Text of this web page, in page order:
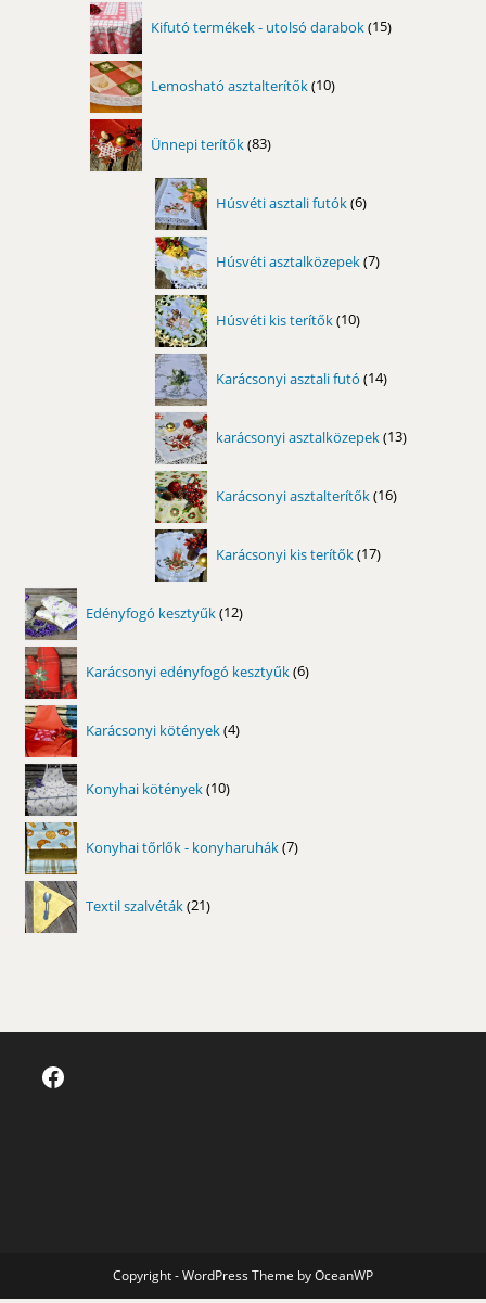
Kifutó termékek - utolsó darabok 15
termék
Lemosható asztalterítők 10
termék
Ünnepi terítők 83
termék
Húsvéti asztali futók 6
termék
Húsvéti asztalközepek 7
termék
Húsvéti kis terítők 10
termék
Karácsonyi asztali futó 14
termék
karácsonyi asztalközepek 13
termék
Karácsonyi asztalterítők 16
termék
Karácsonyi kis terítők 17
termék
Edényfogó kesztyűk 12
termék
Karácsonyi edényfogó kesztyűk 6
termék
Karácsonyi kötények 4
termék
Konyhai kötények 10
termék
Konyhai tőrlők - konyharuhák 7
termék
Textil szalvéták 21
termék
Facebook
Copyright - WordPress Theme by OceanWP